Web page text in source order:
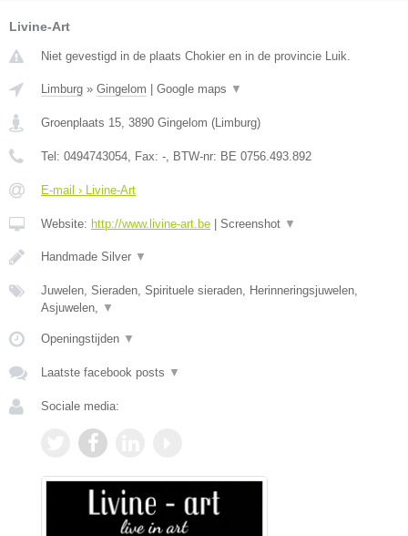
Livine-Art
Niet gevestigd in de plaats Chokier en in de provincie Luik.
Limburg » Gingelom | Google maps ▼
Groenplaats 15 3890 Gingelom (Limburg)
Tel: 0494743054 , Fax: - , BTW-nr: BE 0756.493.892
E-mail › Livine-Art
Website: http://www.livine-art.be | Screenshot ▼
Handmade Silver ▼
Juwelen, Sieraden, Spirituele sieraden, Herinneringsjuwelen,
Asjuwelen,
▼
Openingstijden ▼
Laatste facebook posts ▼
Sociale media: